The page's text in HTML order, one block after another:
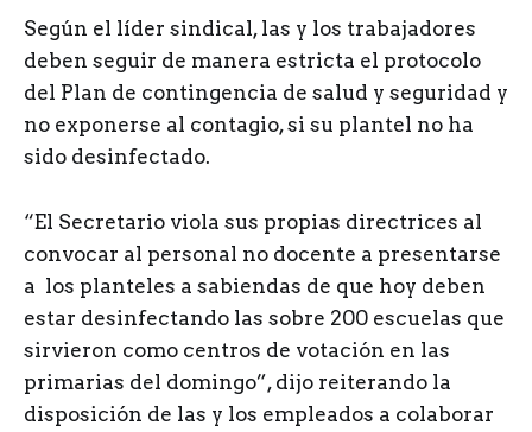
Según el líder sindical, las y los trabajadores
deben seguir de manera estricta el protocolo
del Plan de contingencia de salud y seguridad y
no exponerse al contagio, si su plantel no ha
sido desinfectado.
“El Secretario viola sus propias directrices al
convocar al personal no docente a presentarse
a los planteles a sabiendas de que hoy deben
estar desinfectando las sobre 200 escuelas que
sirvieron como centros de votación en las
primarias del domingo”, dijo reiterando la
disposición de las y los empleados a colaborar